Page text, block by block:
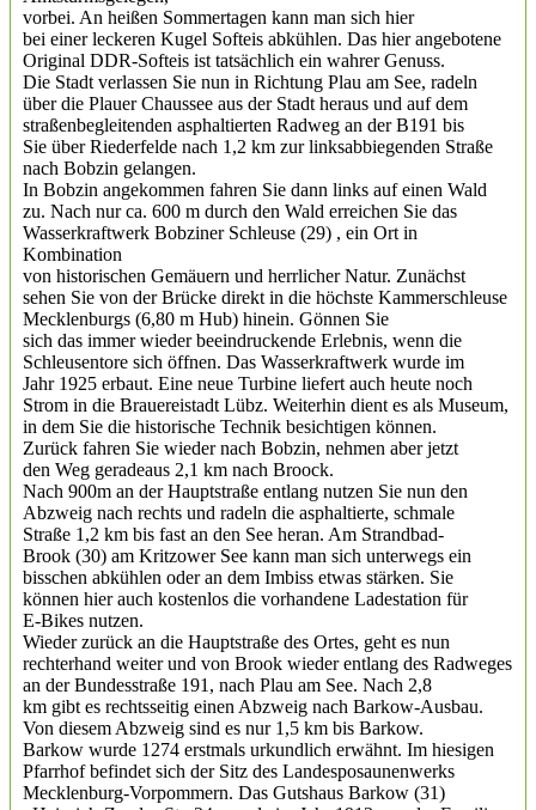
vorbei. An heißen Sommertagen kann man sich hier
bei einer leckeren Kugel Softeis abkühlen. Das hier angebotene
Original DDR-Softeis ist tatsächlich ein wahrer Genuss.
Die Stadt verlassen Sie nun in Richtung Plau am See, radeln
über die Plauer Chaussee aus der Stadt heraus und auf dem
straßenbegleitenden asphaltierten Radweg an der B191 bis
Sie über Riederfelde nach 1,2 km zur linksabbiegenden Straße
nach Bobzin gelangen.
In Bobzin angekommen fahren Sie dann links auf einen Wald
zu. Nach nur ca. 600 m durch den Wald erreichen Sie das
Wasserkraftwerk Bobziner Schleuse (29) , ein Ort in
Kombination
von historischen Gemäuern und herrlicher Natur. Zunächst
sehen Sie von der Brücke direkt in die höchste Kammerschleuse
Mecklenburgs (6,80 m Hub) hinein. Gönnen Sie
sich das immer wieder beeindruckende Erlebnis, wenn die
Schleusentore sich öffnen. Das Wasserkraftwerk wurde im
Jahr 1925 erbaut. Eine neue Turbine liefert auch heute noch
Strom in die Brauereistadt Lübz. Weiterhin dient es als Museum,
in dem Sie die historische Technik besichtigen können.
Zurück fahren Sie wieder nach Bobzin, nehmen aber jetzt
den Weg geradeaus 2,1 km nach Broock.
Nach 900m an der Hauptstraße entlang nutzen Sie nun den
Abzweig nach rechts und radeln die asphaltierte, schmale
Straße 1,2 km bis fast an den See heran. Am Strandbad-
Brook (30) am Kritzower See kann man sich unterwegs ein
bisschen abkühlen oder an dem Imbiss etwas stärken. Sie
können hier auch kostenlos die vorhandene Ladestation für
E-Bikes nutzen.
Wieder zurück an die Hauptstraße des Ortes, geht es nun
rechterhand weiter und von Brook wieder entlang des Radweges
an der Bundesstraße 191, nach Plau am See. Nach 2,8
km gibt es rechtsseitig einen Abzweig nach Barkow-Ausbau.
Von diesem Abzweig sind es nur 1,5 km bis Barkow.
Barkow wurde 1274 erstmals urkundlich erwähnt. Im hiesigen
Pfarrhof befindet sich der Sitz des Landesposaunenwerks
Mecklenburg-Vorpommern. Das Gutshaus Barkow (31)